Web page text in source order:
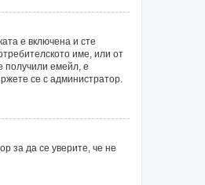
е включена и сте
име, или от
получили емейл, е
се с администратор.
за да се уверите, че не